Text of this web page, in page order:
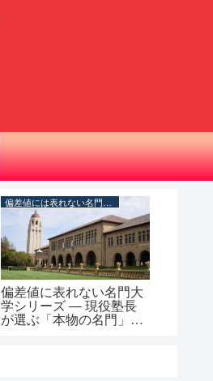
偏差値には表れない名門大学シリーズ
偏差値に表れない名門大
学シリーズ ― 現役塾長
が選ぶ「本物の名門」一